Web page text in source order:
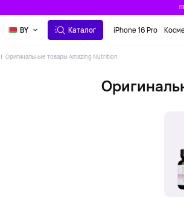
BY Каталог iPhone 16 Pro
Оригинальные товары Amazing Nutrition